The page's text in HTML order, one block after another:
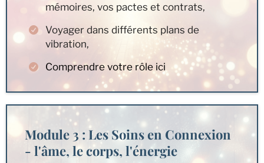
mémoires, vos pactes et contrats,
Voyager dans différents plans de
vibration,
Comprendre votre rôle ici
Module 3 : Les Soins en Connexion
- l'âme, le corps, l'énergie